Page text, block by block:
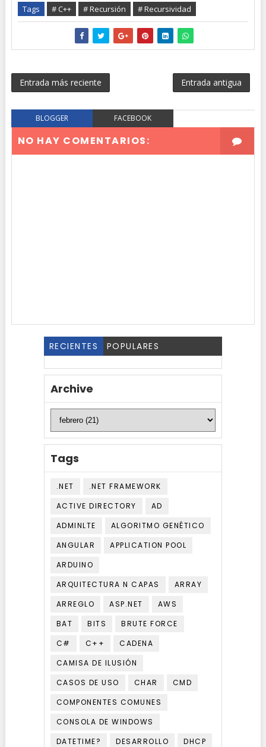
Tags # C++ # Recursión # Recursividad
Entrada más reciente Entrada antigua
BLOGGER FACEBOOK
NO HAY COMENTARIOS:
RECIENTES POPULARES
Archive
Tags
.NET
.NET FRAMEWORK
ACTIVE DIRECTORY
AD
ADMINLTE
ALGORITMO GENÉTICO
ANGULAR
APPLICATION POOL
ARDUINO
ARQUITECTURA N CAPAS
ARRAY
ARREGLO
ASP.NET
AWS
BAT
BITS
BRUTE FORCE
C#
C++
CADENA
CAMISA DE ILUSIÓN
CASOS DE USO
CHAR
CMD
COMPONENTES COMUNES
CONSOLA DE WINDOWS
DATETIME?
DESARROLLO
DHCP